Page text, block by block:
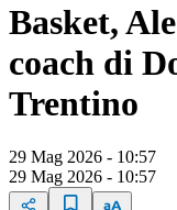
Basket,
coach di
Trentino
29 Mag 2026 - 10:57
29 Mag 2026 - 10:57